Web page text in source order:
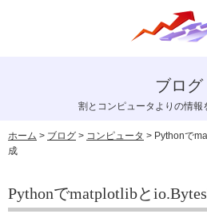
ブログ
割とコンピュータよりの情報
ホーム > ブログ > コンピュータ > Pythonで
成
Pythonでmatplotlibと